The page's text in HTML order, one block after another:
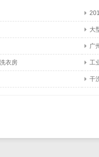
大
广
衣房 工
干